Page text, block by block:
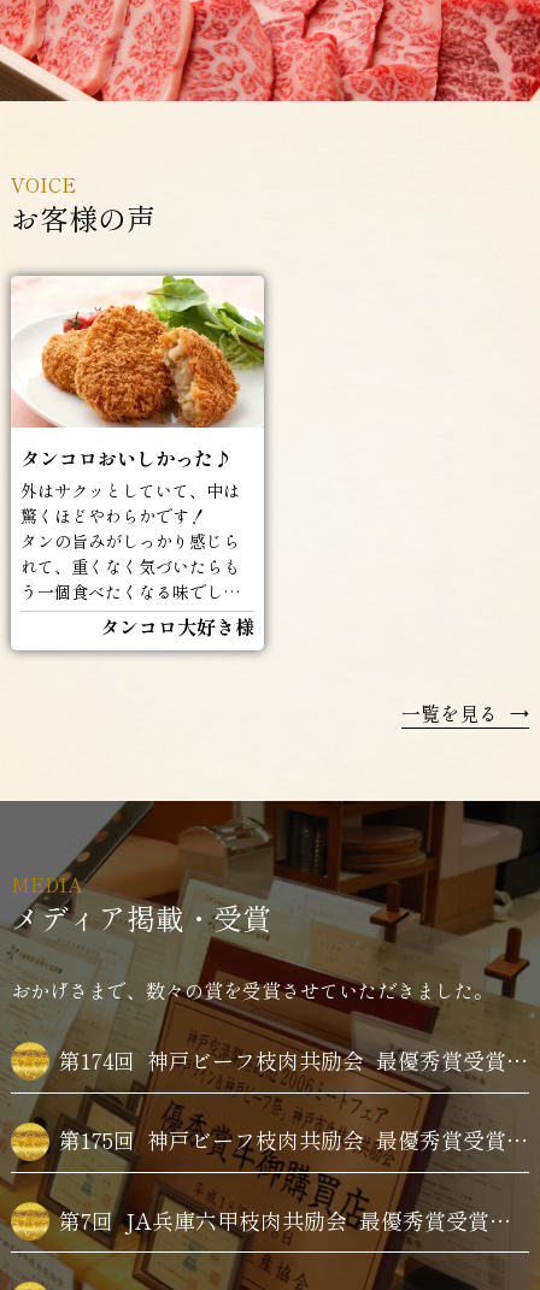
VOICE
お客様の声
タンコロおいしかった♪
外はサクッとしていて、中は
驚くほどやわらかです！
タンの旨みがしっかり感じら
れて、重くなく気づいたらも
う一個食べたくなる味でした
(^^♪
タンコロ大好き様
一覧を見る →
MEDIA
メディア掲載・受賞
おかげさまで、数々の賞を受賞させていただきました。
第174回 神戸ビーフ枝肉共励会 最優秀賞受賞牛購買
第175回 神戸ビーフ枝肉共励会 最優秀賞受賞牛購買
第7回 JA兵庫六甲枝肉共励会 最優秀賞受賞牛購買